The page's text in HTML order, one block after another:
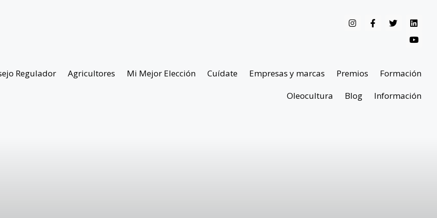
Regulador Agricultores Mi Mejor Elección Cuídate Empresas y marcas Premios
Formación
Oleocultura
Blog Información